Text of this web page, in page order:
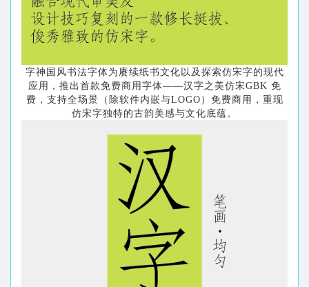
字神国风书法字体为赓续纸书文化以及探索仿宋字的现代
应用，推出首款免费商用字体——汉字之美仿宋GBK 免
费，支持全场景（除软件内嵌与LOGO）免费商用，重现
仿宋字独特的古韵美感与文化底蕴。